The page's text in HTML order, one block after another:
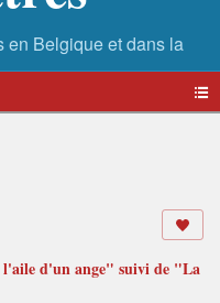
l'aile d'un ange" suivi de "La